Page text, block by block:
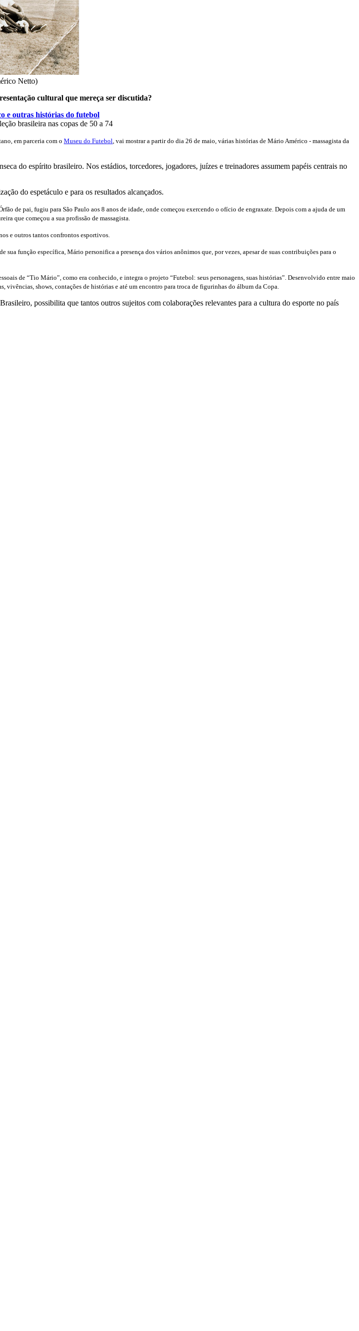
Netto)
cultural que mereça ser discutida?
e outras histórias do futebol
brasileira nas copas de 50 a 74
em parceria com o Museu do Futebol , vai mostrar a partir do dia 26 de maio, várias histórias de Mário Américo - massagista da
do espírito brasileiro. Nos estádios, torcedores, jogadores, juízes e treinadores assumem papéis centrais no
do espetáculo e para os resultados alcançados.
de pai, fugiu para São Paulo aos 8 anos de idade, onde começou exercendo o ofício de engraxate. Depois com a ajuda de um
que começou a sua profissão de massagista.
e outros tantos confrontos esportivos.
função específica, Mário personifica a presença dos vários anônimos que, por vezes, apesar de suas contribuições para o
de “Tio Mário”, como era conhecido, e integra o projeto “Futebol: seus personagens, suas histórias”. Desenvolvido entre maio
shows, contações de histórias e até um encontro para troca de figurinhas do álbum da Copa.
possibilita que tantos outros sujeitos com colaborações relevantes para a cultura do esporte no país